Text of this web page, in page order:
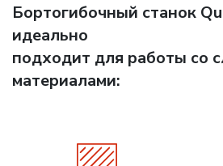
Бортогибочный станок
идеально
подходит для работы со
материалами: